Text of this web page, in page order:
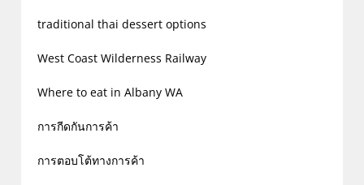
traditional thai dessert options
West Coast Wilderness Railway
Where to eat in Albany WA
การกีดกันการค้า
การตอบโต้ทางการค้า